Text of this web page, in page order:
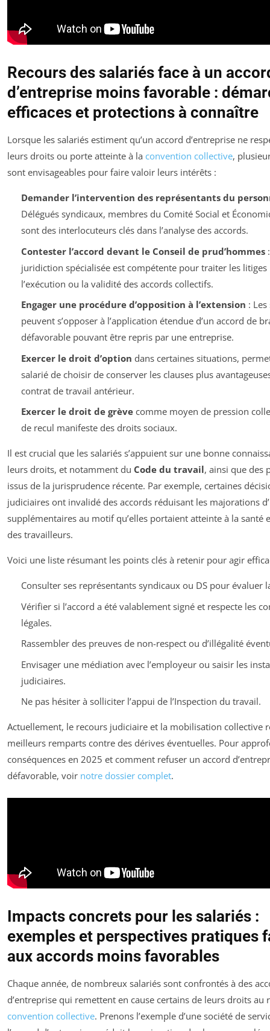
Recours des salariés face à un
d’entreprise moins favorable :
efficaces et protections à connaître
Lorsque les salariés estiment qu’un accord d’entreprise ne
leurs droits ou porte atteinte à la convention collective,
sont envisageables pour faire valoir leurs intérêts :
Demander l’intervention des représentants du
Délégués syndicaux, membres du Comité Social et
sont des interlocuteurs clés dans l’analyse des accords.
Contester l’accord devant le Conseil de prud’hommes:
juridiction spécialisée est compétente pour traiter les litiges
l’exécution ou la validité des accords collectifs.
Engager une procédure d’opposition à l’extension :
peuvent s’opposer à l’application étendue d’un accord de
défavorable pouvant être repris par une entreprise.
Exercer le droit d’option dans certaines situations,
salarié de choisir de conserver les clauses plus
contrat de travail antérieur.
Exercer le droit de grèvecomme moyen de pression
de recul manifeste des droits sociaux.
Il est crucial que les salariés s’appuient sur une bonne
leurs droits, et notamment du Code du travail, ainsi que des
issus de la jurisprudence récente. Par exemple, certaines
judiciaires ont invalidé des accords réduisant les majorations
supplémentaires au motif qu’elles portaient atteinte à la santé
des travailleurs.
Voici une liste résumant les points clés à retenir pour agir
Consulter ses représentants syndicaux ou DS pour évaluer
Vérifier si l’accord a été valablement signé et respecte les
légales.
Rassembler des preuves de non-respect ou d’illégalité
Envisager une médiation avec l’employeur ou saisir les
judiciaires.
Ne pas hésiter à solliciter l’appui de l’Inspection du travail.
Actuellement, le recours judiciaire et la mobilisation collective
meilleurs remparts contre des dérives éventuelles. Pour
conséquences en 2025 et comment refuser un accord
défavorable, voir notre dossier complet.
Impacts concrets pour les salariés :
exemples et perspectives pratiques
aux accords moins favorables
Chaque année, de nombreux salariés sont confrontés à des
d’entreprise qui remettent en cause certains de leurs droits au
convention collective. Prenons l’exemple d’une société de